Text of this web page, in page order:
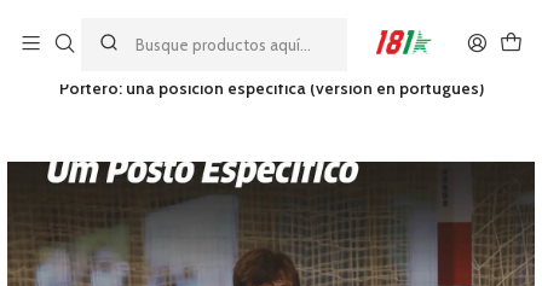
Portero: una posición específica (versión en portugués)